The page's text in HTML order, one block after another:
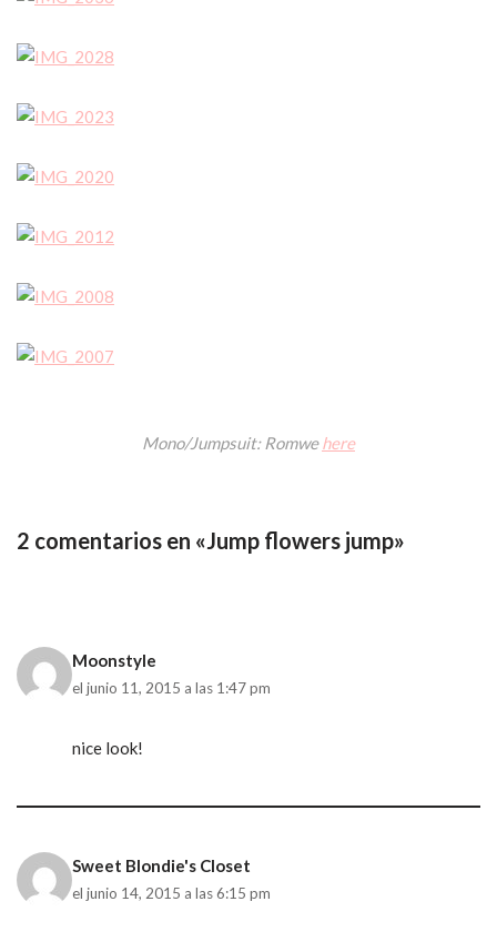
Mono/Jumpsuit: Romwehere
2 comentarios en «Jump flowers jump»
Moonstyle
el junio 11, 2015 a las 1:47 pm
nice look!
Sweet Blondie's Closet
el junio 14, 2015 a las 6:15 pm